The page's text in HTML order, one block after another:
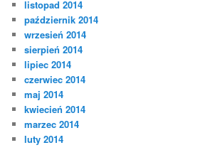
listopad 2014
październik 2014
wrzesień 2014
sierpień 2014
lipiec 2014
czerwiec 2014
maj 2014
kwiecień 2014
marzec 2014
luty 2014